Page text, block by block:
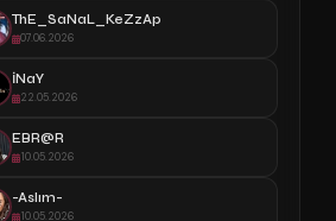
ThE_SaNaL_KeZzAp
07.06.2026
İNaY
22.05.2026
EBR@R
10.05.2026
-Aslım-
10.05.2026